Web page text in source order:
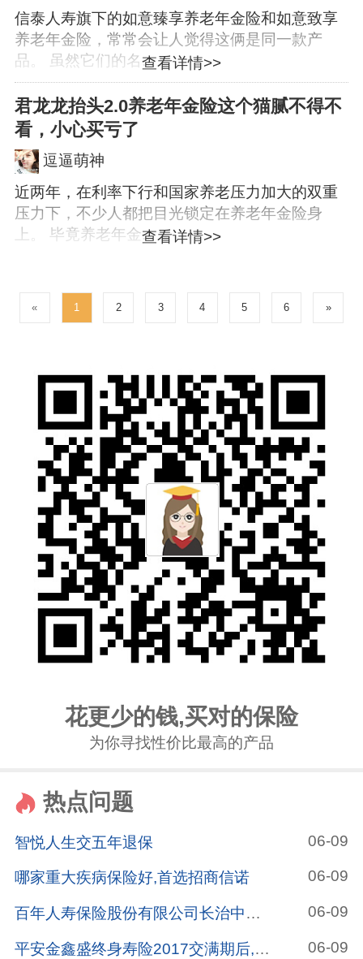
查看详情>>
信泰人寿旗下的如意臻享养老年金险和如意致享
养老年金险，常常会让人觉得这俩是同一款产
品。 虽然它们的名...
君龙龙抬头2.0养老年金险这个猫腻不得不
看，小心买亏了
逗逼萌神
查看详情>>
近两年，在利率下行和国家养老压力加大的双重
压力下，不少人都把目光锁定在养老年金险身
上。 毕竟养老年金...
« 1 2 3 4 5 6 »
花更少的钱,买对的保险
为你寻找性价比最高的产品
热点问题
智悦人生交五年退保 06-09
哪家重大疾病保险好,首选招商信诺 06-09
百年人寿保险股份有限公司长治中心支公司怎么样? 06-09
平安金鑫盛终身寿险2017交满期后,哪种险种作为养老金? 06-09